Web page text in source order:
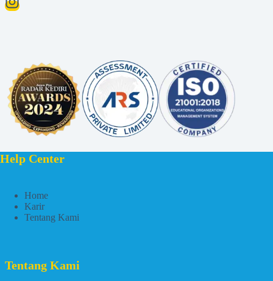
Help Center
Home
Karir
Tentang Kami
Tentang Kami